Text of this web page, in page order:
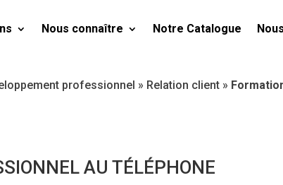
Nous connaître Notre Catalogue
professionnel » Relation client »
AU TÉLÉPHONE